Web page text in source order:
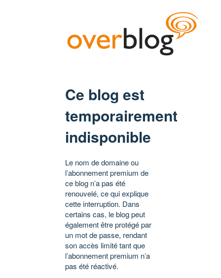
Ce blog est
temporairement
indisponible
Le nom de domaine ou
l’abonnement premium de
ce blog n’a pas été
renouvelé, ce qui explique
cette interruption. Dans
certains cas, le blog peut
également être protégé par
un mot de passe, rendant
son accès limité tant que
l’abonnement premium n’a
pas été réactivé.